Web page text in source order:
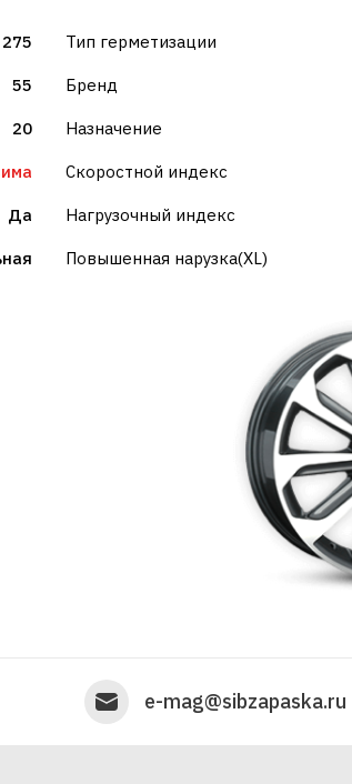
275
55
20
Да
Тип герметизации
Бренд
Назначение
Скоростной индекс
Нагрузочный индекс
Повышенная нарузка(XL)
e-mag@sibzapaska.ru